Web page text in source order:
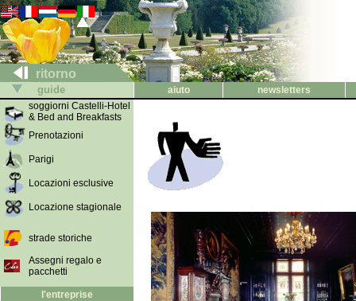
ritorno
guide aiuto
newsletters
soggiorni Castelli-Hotel
& Bed and Breakfasts
Prenotazioni
Parigi
Locazioni esclusive
Locazione stagionale
strade storiche
Assegni regalo e
pacchetti
l'entreprise